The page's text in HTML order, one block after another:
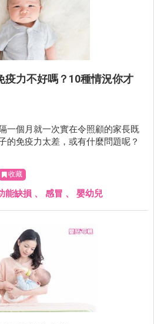
疫力不好嗎？10種情況你才
一個月就一次實在令照顧的家長既
的免疫力太差，或有什麼問題呢？
收藏
能缺損 、 感冒 、 嬰幼兒